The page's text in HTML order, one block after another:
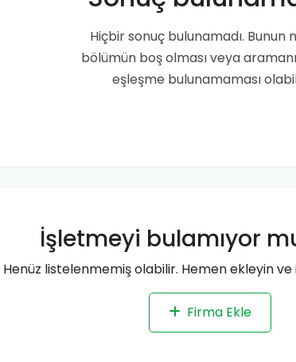
Hiçbir sonuç bulunamadı. Bunun
bölümün boş olması veya
eşleşme bulunamaması
İşletmeyi bulamıyor
Henüz listelenmemiş olabilir. Hemen ekleyin ve
Firma Ekle